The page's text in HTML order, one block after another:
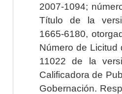
2007-1094;
Título de la
1665-6180,
Número de
11022 de la
Calificadora de
Gobernación.